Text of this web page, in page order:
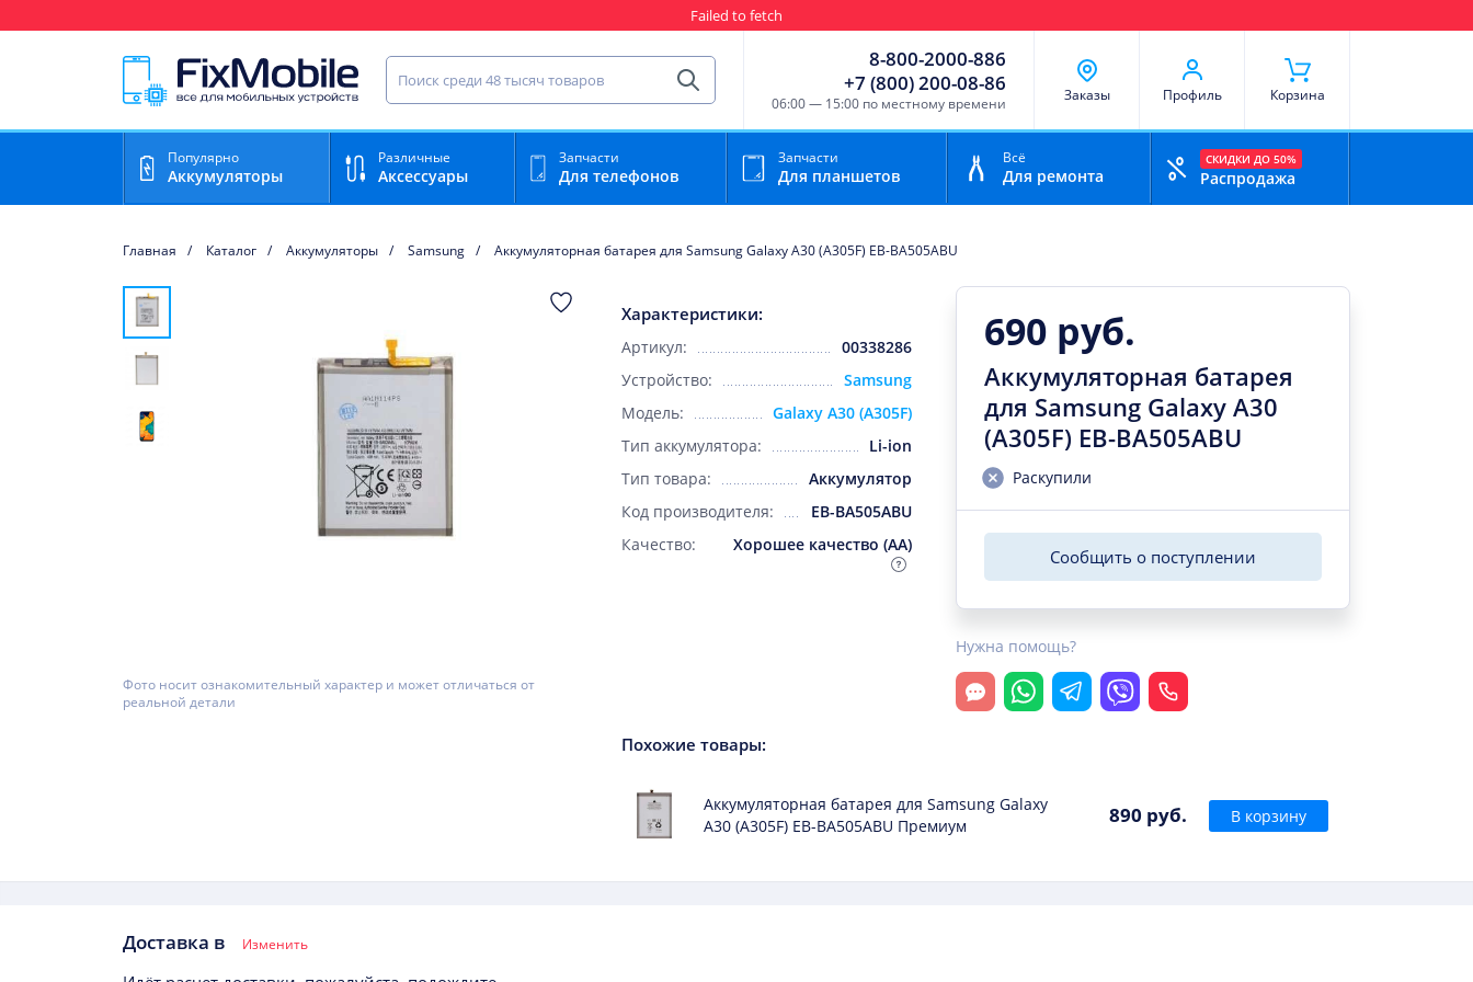
Failed to fetch
Найти запчасть для мобильного устройства
Найти
8-800-2000-886
+7 (800) 200-08-86
06:00 — 15:00 по местному времени Заказы Профиль Корзина
Популярно
Аккумуляторы
Различные
Аксессуары
Запчасти
Для телефонов
Запчасти
Для планшетов
Всё
Для ремонта
СКИДКИ ДО 50%
Распродажа
Главная Каталог Аккумуляторы Samsung Аккумуляторная батарея для Samsung Galaxy A30 (A305F) EB-BA505ABU
Фото носит ознакомительный характер и может отличаться от
реальной детали
Характеристики:
Артикул:
00338286
Устройство:
Samsung
Модель:
Galaxy A30 (A305F)
Тип аккумулятора:
Li-ion
Тип товара:
Аккумулятор
Код производителя:
EB-BA505ABU
Качество:
Хорошее качество (AA)
690 руб.
Аккумуляторная батарея
для Samsung Galaxy A30
(A305F) EB-BA505ABU
Раскупили
Сообщить о поступлении
Нужна помощь?
Открыть чат
WhatsappTelegramViber Позвонить
Похожие товары:
890 руб.
Аккумуляторная батарея для Samsung Galaxy
A30 (A305F) EB-BA505ABU Премиум
В корзину
Доставка в Изменить